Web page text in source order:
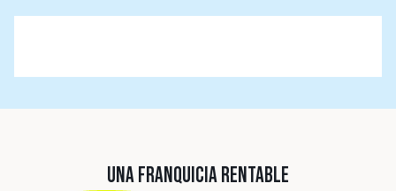
UNA FRANQUICIA RENTABLE